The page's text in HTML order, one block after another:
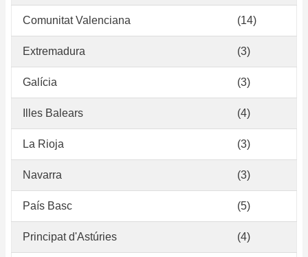
Comunitat Valenciana (14)
Extremadura (3)
Galícia (3)
Illes Balears (4)
La Rioja (3)
Navarra (3)
País Basc (5)
Principat d'Astúries (4)